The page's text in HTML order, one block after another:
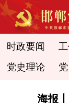
时政要闻
党史理论
海报